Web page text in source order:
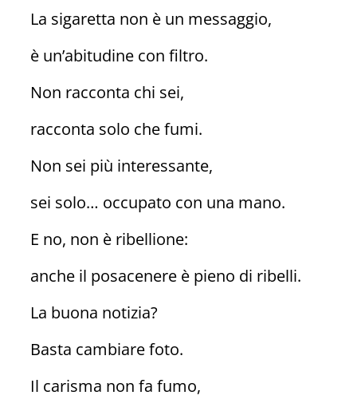
La sigaretta non è un messaggio,
è un’abitudine con filtro.
Non racconta chi sei,
racconta solo che fumi.
Non sei più interessante,
sei solo… occupato con una mano.
E no, non è ribellione:
anche il posacenere è pieno di ribelli.
La buona notizia?
Basta cambiare foto.
Il carisma non fa fumo,